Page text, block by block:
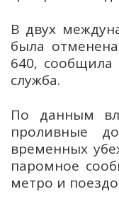
В двух
была
640, сообщила
служба.
По данным
проливные
временных
паромное
метро и